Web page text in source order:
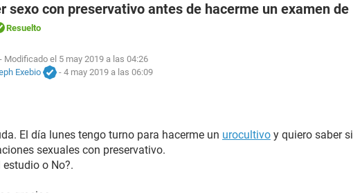
sexo con preservativo antes de hacerme un examen de
Resuelto
- Modificado el 5 may 2019 a las 04:26
Exebio
- 4 may 2019 a las 06:09
El día lunes tengo turno para hacerme un urocultivo y quiero saber si
sexuales con preservativo.
o No?.